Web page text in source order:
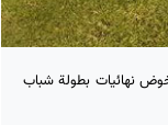
نهائيات بطولة شباب